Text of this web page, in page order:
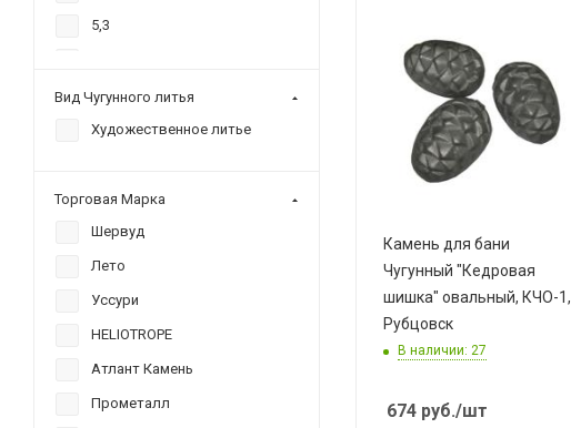
Камень для бани
Чугунный "Кедровая
шишка" овальный, КЧО-1,
Рубцовск
В наличии: 27
674 руб./шт
5,3
3,3
18
Вид Чугунного литья
Художественное литье
Торговая Марка
Шервуд
Лето
Уссури
HELIOTROPE
Атлант Камень
Прометалл